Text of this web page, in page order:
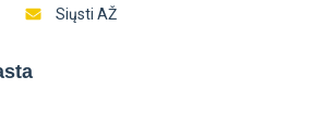
Siųsti AŽ